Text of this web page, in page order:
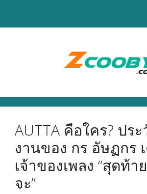
AUTTA คือใคร? ปร
งานของ กร อัษฏกร
เจ้าของเพลง “สุดท้า
จะ”